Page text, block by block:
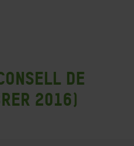
de
2016)